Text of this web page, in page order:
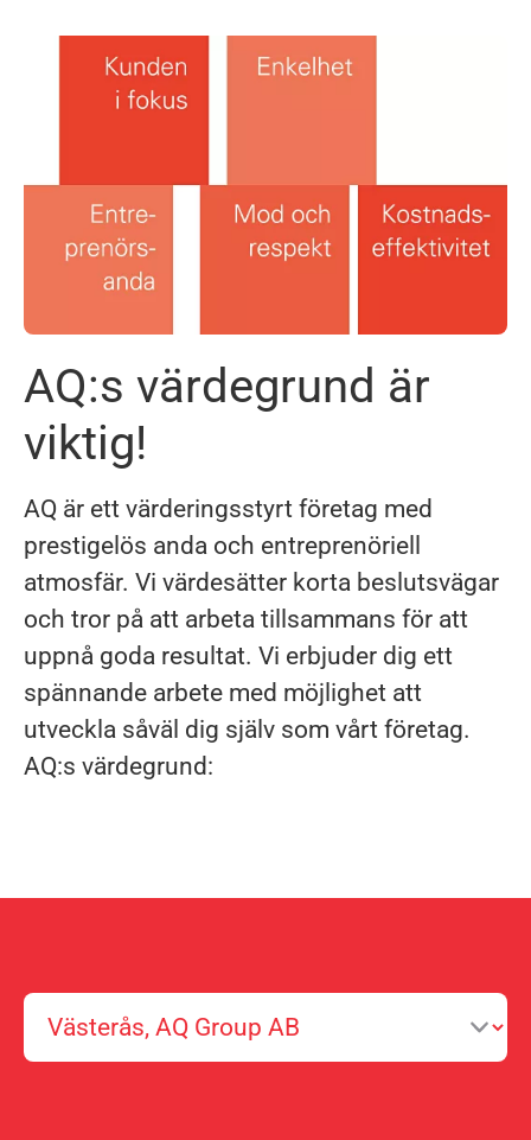
AQ:s värdegrund är
viktig!
AQ är ett värderingsstyrt företag med
prestigelös anda och entreprenöriell
atmosfär. Vi värdesätter korta beslutsvägar
och tror på att arbeta tillsammans för att
uppnå goda resultat. Vi erbjuder dig ett
spännande arbete med möjlighet att
utveckla såväl dig själv som vårt företag.
AQ:s värdegrund: